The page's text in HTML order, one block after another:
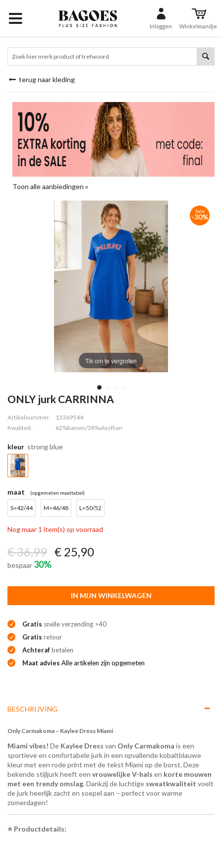
Inloggen Winkelmandje
terug naar kleding
Toon alle aanbiedingen »
Tik om te vergroten
Sale
-30%
ONLY jurk CARRINNA
Artikelnummer:
15369544
Kwaliteit:
62%katoen/38%elasthan
kleur strong blue
maat (opgemeten maattabel)
S=42/44 M=46/48 L=50/52
Nog maar 1 item(s) op voorraad
€ 36,99 € 25,90
bespaar 30%
IN MIJN WINKELWAGEN
Gratis snelle verzending >40
Gratis retour
Achterafbetalen
Maat advies Alle artikelen zijn opgemeten
BESCHRIJVING
Only Carmakoma – Kaylee Dress Miami
Miami vibes! De Kaylee Dress van Only Carmakoma is een
sportieve en comfortabele jurk in een opvallende kobaltblauwe
kleur met een rode print met de tekst Miami op de borst. Deze
bekende stijljurk heeft een vrouwelijke V-hals en korte mouwen
met een trendy omslag. Dankzij de luchtige sweatkwaliteit voelt
de jurk heerlijk zacht en soepel aan – perfect voor warme
zomerdagen!
⭐ Productdetails: